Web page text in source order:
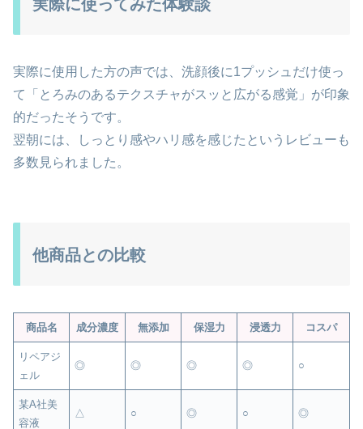
実際に使ってみた体験談
実際に使用した方の声では、洗顔後に1プッシュだけ使っ
て「とろみのあるテクスチャがスッと広がる感覚」が印象
的だったそうです。
翌朝には、しっとり感やハリ感を感じたというレビューも
多数見られました。
他商品との比較
商品名 成分濃度 無添加 保湿力 浸透力 コスパ
リペアジ
ェル
◎ ◎ ◎ ◎ ○
某A社美
容液
△ ○ ◎ ○ ◎